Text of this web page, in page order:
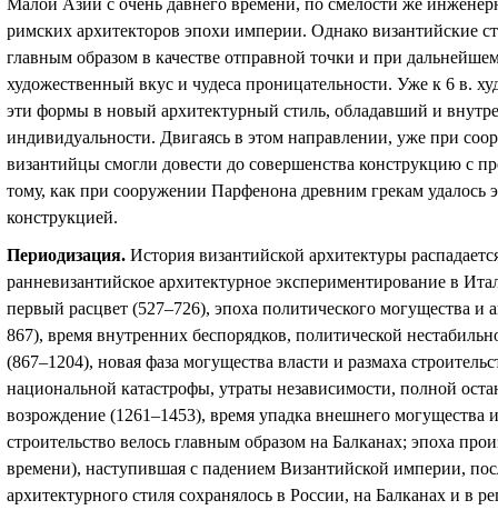
Малой Азии с очень давнего времени, по смелости же
римских архитекторов эпохи империи. Однако византийские
главным образом в качестве отправной точки и при
художественный вкус и чудеса проницательности. Уже к 6 в.
эти формы в новый архитектурный стиль, обладавший и
индивидуальности. Двигаясь в этом направлении, уже при
византийцы смогли довести до совершенства конструкцию с
тому, как при сооружении Парфенона древним грекам удалось
конструкцией.
Периодизация. История византийской архитектуры
ранневизантийское архитектурное экспериментирование в
первый расцвет (527–726), эпоха политического могущества и
867), время внутренних беспорядков, политической
(867–1204), новая фаза могущества власти и размаха
национальной катастрофы, утраты независимости, полной
возрождение (1261–1453), время упадка внешнего могущества
строительство велось главным образом на Балканах; эпоха
времени), наступившая с падением Византийской империи,
архитектурного стиля сохранялось в России, на Балканах и в